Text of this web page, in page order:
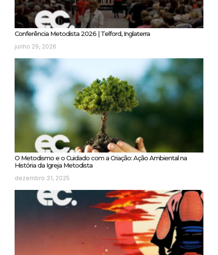
Conferência Metodista 2026 | Telford, Inglaterra
junho 29, 2026
O Metodismo e o Cuidado com a Criação: Ação Ambiental na
História da Igreja Metodista
dezembro 31, 2025